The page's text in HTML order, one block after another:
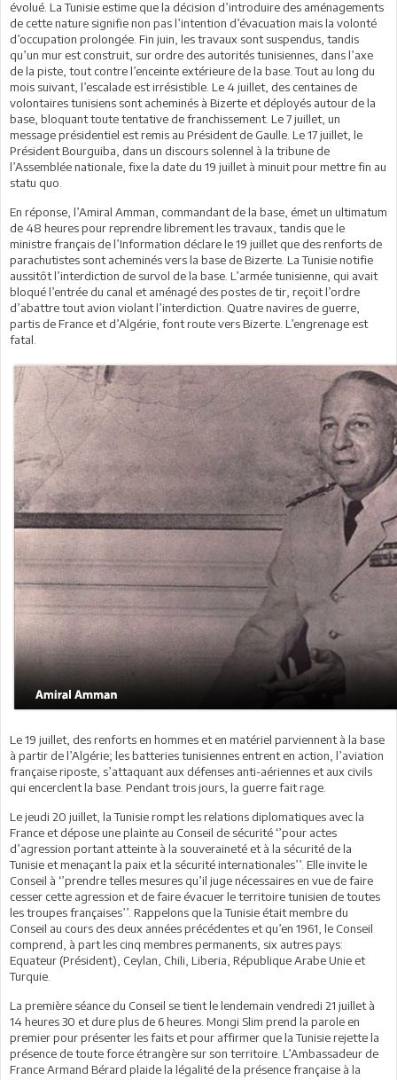
évolué. La Tunisie estime que la décision d’introduire des aménagements
de cette nature signifie non pas l’intention d’évacuation mais la volonté
d’occupation prolongée. Fin juin, les travaux sont suspendus, tandis
qu’un mur est construit, sur ordre des autorités tunisiennes, dans l’axe
de la piste, tout contre l’enceinte extérieure de la base. Tout au long du
mois suivant, l’escalade est irrésistible. Le 4 juillet, des centaines de
volontaires tunisiens sont acheminés à Bizerte et déployés autour de la
base, bloquant toute tentative de franchissement. Le 7 juillet, un
message présidentiel est remis au Président de Gaulle. Le 17 juillet, le
Président Bourguiba, dans un discours solennel à la tribune de
l’Assemblée nationale, fixe la date du 19 juillet à minuit pour mettre fin au
statu quo.
En réponse, l’Amiral Amman, commandant de la base, émet un ultimatum
de 48 heures pour reprendre librement les travaux, tandis que le
ministre français de l’Information déclare le 19 juillet que des renforts de
parachutistes sont acheminés vers la base de Bizerte. La Tunisie notifie
aussitôt l’interdiction de survol de la base. L’armée tunisienne, qui avait
bloqué l’entrée du canal et aménagé des postes de tir, reçoit l’ordre
d’abattre tout avion violant l’interdiction. Quatre navires de guerre,
partis de France et d’Algérie, font route vers Bizerte. L’engrenage est
fatal.
Le 19 juillet, des renforts en hommes et en matériel parviennent à la base
à partir de l’Algérie; les batteries tunisiennes entrent en action, l’aviation
française riposte, s’attaquant aux défenses anti-aériennes et aux civils
qui encerclent la base. Pendant trois jours, la guerre fait rage.
Le jeudi 20 juillet, la Tunisie rompt les relations diplomatiques avec la
France et dépose une plainte au Conseil de sécurité ‘’pour actes
d’agression portant atteinte à la souveraineté et à la sécurité de la
Tunisie et menaçant la paix et la sécurité internationales’’. Elle invite le
Conseil à ‘’prendre telles mesures qu’il juge nécessaires en vue de faire
cesser cette agression et de faire évacuer le territoire tunisien de toutes
les troupes françaises’’. Rappelons que la Tunisie était membre du
Conseil au cours des deux années précédentes et qu’en 1961, le Conseil
comprend, à part les cinq membres permanents, six autres pays:
Equateur (Président), Ceylan, Chili, Liberia, République Arabe Unie et
Turquie.
La première séance du Conseil se tient le lendemain vendredi 21 juillet à
14 heures 30 et dure plus de 6 heures. Mongi Slim prend la parole en
premier pour présenter les faits et pour affirmer que la Tunisie rejette la
présence de toute force étrangère sur son territoire. L’Ambassadeur de
France Armand Bérard plaide la légalité de la présence française à la